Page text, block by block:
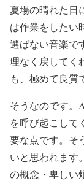
夏場の晴れた日
は作業をしたい
選ばない音楽で
理なく戻してく
も、極めて良質
そうなのです。
を呼び起こして
要な点です。そ
いと思われます
の概念・卑しい